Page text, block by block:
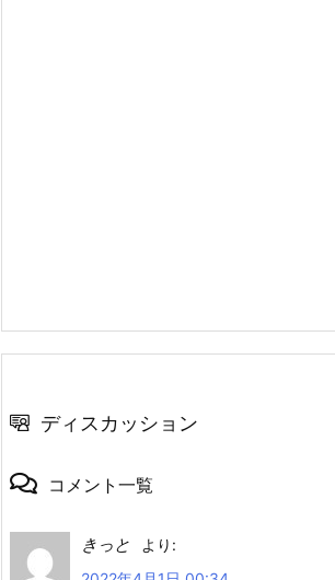
ディスカッション
コメント一覧
きっと
より: